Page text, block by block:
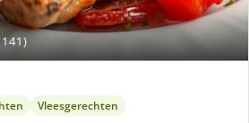
Vleesgerechten